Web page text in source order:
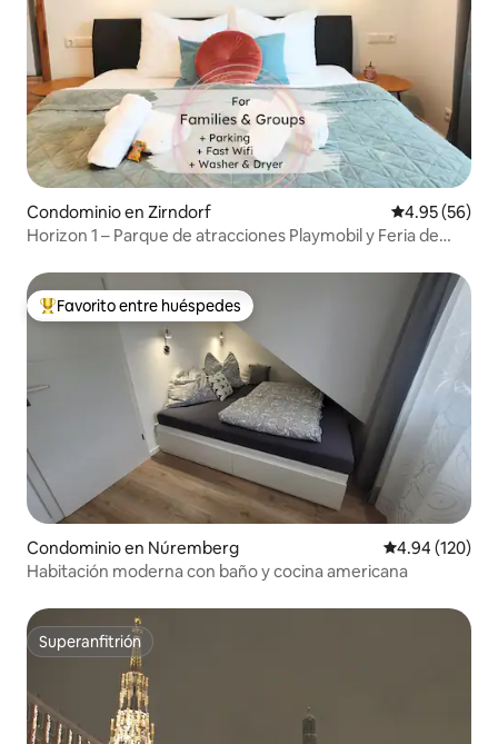
Condominio en Zirndorf Calificación
4.95 (56)
Horizon 1 – Parque de atracciones Playmobil y Feria de
De los mejores en Favorito entre huéspedes
Favorito entre huéspedes
Condominio en Núremberg Calificación
4.94 (120)
Habitación moderna con baño y cocina americana
Superanfitrión
Superanfitrión